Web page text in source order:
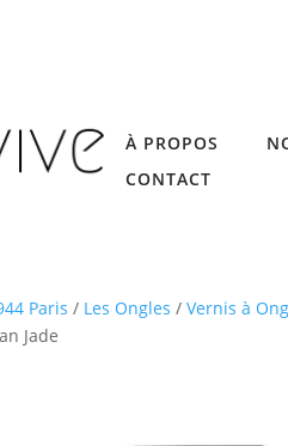
À PROPOS
CONTACT
Paris / Les Ongles / Vernis à
Jade